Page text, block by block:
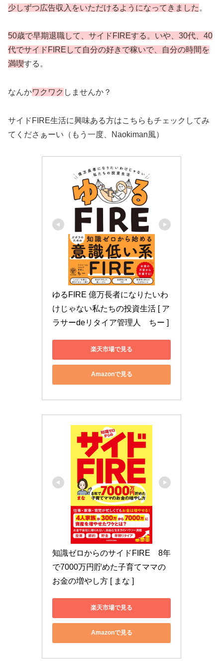
少しずつ広告収入をいただけるようになってきました 。
50歳で早期退職して、サイドFIREする。いや、30代、40
代でサイドFIREして自分の好きで稼いで、自分の時間を
満喫する。
なんかワクワク しませんか？
サイドFIRE生活に興味ある方はこちらもチェックしてみ
てくださぁーい（もう一度、Naokiman風）
ゆるFIRE 億万長者になりたいわ
けじゃない私たちの投資生活 [ ア
ラサーdeリタイア管理人　ちー ]
楽天市場で見る
Amazonで見る
知識ゼロからのサイドFIRE　8年
で7000万円貯めた子育てママの
お金の増やし方 [ まな ]
楽天市場で見る
Amazonで見る